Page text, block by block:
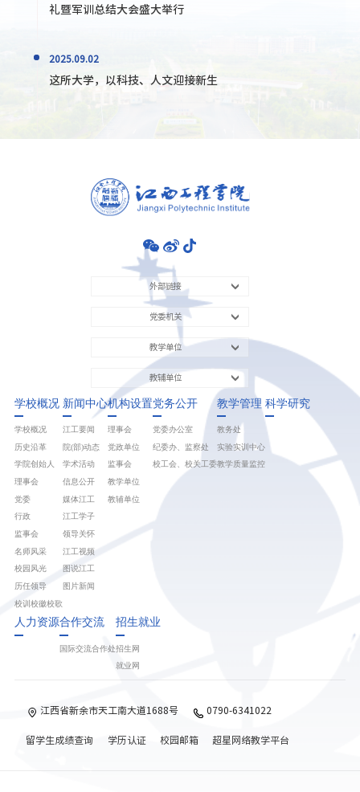
礼暨军训总结大会盛大举行
2025.09.02
这所大学，以科技、人文迎接新生
外部链接
党委机关
教学单位
教辅单位
学校概况
学校概况
历史沿革
学院创始人
理事会
党委
行政
监事会
名师风采
校园风光
历任领导
校训校徽校歌
新闻中心
江工要闻
院(部)动态
学术活动
信息公开
媒体江工
江工学子
领导关怀
江工视频
图说江工
图片新闻
机构设置
理事会
党政单位
监事会
教学单位
教辅单位
党务公开
党委办公室
纪委办、监察处
校工会、校关工委
教学管理
教务处
实验实训中心
教学质量监控
科学研究
人力资源合作交流
国际交流合作处
招生就业
招生网
就业网
江西省新余市天工南大道1688号 0790-6341022
留学生成绩查询 学历认证 校园邮箱 超星网络教学平台